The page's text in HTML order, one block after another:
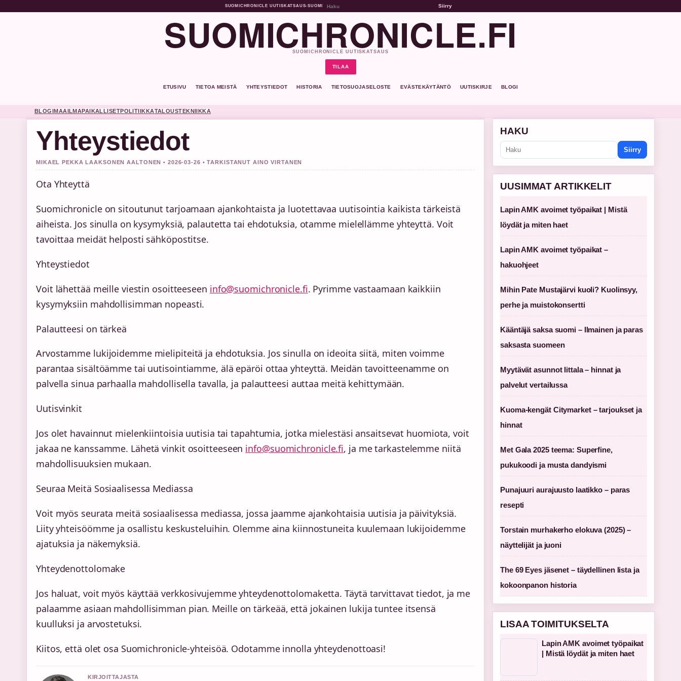
SUOMICHRONICLE UUTISKATSAUS•SUOMI Siirry
SUOMICHRONICLE.FI
SUOMICHRONICLE UUTISKATSAUS
TILAA
ETUSIVU TIETOA MEISTÄ YHTEYSTIEDOT HISTORIA TIETOSUOJASELOSTE EVÄSTEKÄYTÄNTÖ UUTISKIRJE BLOGI
BLOGIMAAILMAPAIKALLISETPOLITIIKKATALOUSTEKNIIKKA
Yhteystiedot
MIKAEL PEKKA LAAKSONEN AALTONEN • 2026-03-26 • TARKISTANUT AINO VIRTANEN
Ota Yhteyttä
Suomichronicle on sitoutunut tarjoamaan ajankohtaista ja luotettavaa uutisointia kaikista tärkeistä
aiheista. Jos sinulla on kysymyksiä, palautetta tai ehdotuksia, otamme mielellämme yhteyttä. Voit
tavoittaa meidät helposti sähköpostitse.
Yhteystiedot
Voit lähettää meille viestin osoitteeseen info@suomichronicle.fi. Pyrimme vastaamaan kaikkiin
kysymyksiin mahdollisimman nopeasti.
Palautteesi on tärkeä
Arvostamme lukijoidemme mielipiteitä ja ehdotuksia. Jos sinulla on ideoita siitä, miten voimme
parantaa sisältöämme tai uutisointiamme, älä epäröi ottaa yhteyttä. Meidän tavoitteenamme on
palvella sinua parhaalla mahdollisella tavalla, ja palautteesi auttaa meitä kehittymään.
Uutisvinkit
Jos olet havainnut mielenkiintoisia uutisia tai tapahtumia, jotka mielestäsi ansaitsevat huomiota, voit
jakaa ne kanssamme. Lähetä vinkit osoitteeseen info@suomichronicle.fi, ja me tarkastelemme niitä
mahdollisuuksien mukaan.
Seuraa Meitä Sosiaalisessa Mediassa
Voit myös seurata meitä sosiaalisessa mediassa, jossa jaamme ajankohtaisia uutisia ja päivityksiä.
Liity yhteisöömme ja osallistu keskusteluihin. Olemme aina kiinnostuneita kuulemaan lukijoidemme
ajatuksia ja näkemyksiä.
Yhteydenottolomake
Jos haluat, voit myös käyttää verkkosivujemme yhteydenottolomaketta. Täytä tarvittavat tiedot, ja me
palaamme asiaan mahdollisimman pian. Meille on tärkeää, että jokainen lukija tuntee itsensä
kuulluksi ja arvostetuksi.
Kiitos, että olet osa Suomichronicle-yhteisöä. Odotamme innolla yhteydenottoasi!
KIRJOITTAJASTA
HAKU
Siirry
UUSIMMAT ARTIKKELIT
Lapin AMK avoimet työpaikat | Mistä
löydät ja miten haet
Lapin AMK avoimet työpaikat –
hakuohjeet
Mihin Pate Mustajärvi kuoli? Kuolinsyy,
perhe ja muistokonsertti
Kääntäjä saksa suomi – Ilmainen ja paras
saksasta suomeen
Myytävät asunnot Iittala – hinnat ja
palvelut vertailussa
Kuoma-kengät Citymarket – tarjoukset ja
hinnat
Met Gala 2025 teema: Superfine,
pukukoodi ja musta dandyismi
Punajuuri aurajuusto laatikko – paras
resepti
Torstain murhakerho elokuva (2025) –
näyttelijät ja juoni
The 69 Eyes jäsenet – täydellinen lista ja
kokoonpanon historia
LISAA TOIMITUKSELTA
Lapin AMK avoimet työpaikat
| Mistä löydät ja miten haet